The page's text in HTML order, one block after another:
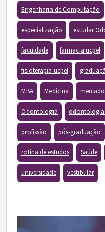
Engenharia de Computação
especialização estudar
faculdade farmacia ucpel
fisioterapia ucpel
MBA Medicina
Odontologia odontologia
profissão pós-graduação
rotina de estudos Saúde
universidade vestibular